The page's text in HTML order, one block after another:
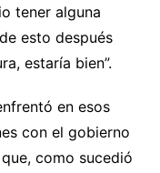
tener alguna
esto después
estaría bien”.
en esos
con el gobierno
como sucedió